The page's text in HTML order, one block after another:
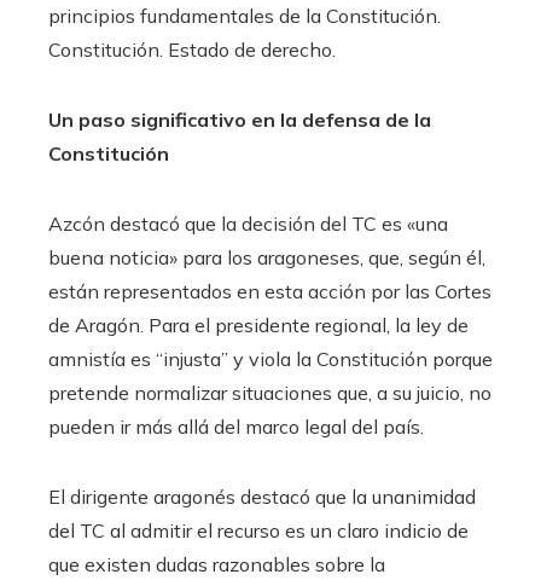
principios fundamentales de la Constitución.
Constitución. Estado de derecho.
Un paso significativo en la defensa de la
Constitución
Azcón destacó que la decisión del TC es «una
buena noticia» para los aragoneses, que, según él,
están representados en esta acción por las Cortes
de Aragón. Para el presidente regional, la ley de
amnistía es “injusta” y viola la Constitución porque
pretende normalizar situaciones que, a su juicio, no
pueden ir más allá del marco legal del país.
El dirigente aragonés destacó que la unanimidad
del TC al admitir el recurso es un claro indicio de
que existen dudas razonables sobre la